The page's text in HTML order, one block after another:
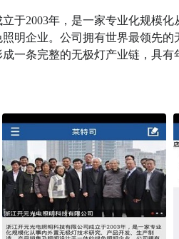
于2003年，是一家专业化规模
明企业。公司拥有世界最领先
一条完整的无极灯产业链，具有